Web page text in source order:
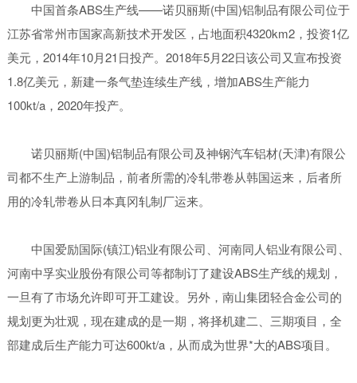
中国首条ABS生产线——诺贝丽斯(中国)铝制品有限公司位于
江苏省常州市国家高新技术开发区，占地面积4320km2，投资1亿
美元，2014年10月21日投产。2018年5月22日该公司又宣布投资
1.8亿美元，新建一条气垫连续生产线，增加ABS生产能力
100kt/a，2020年投产。
诺贝丽斯(中国)铝制品有限公司及神钢汽车铝材(天津)有限公
司都不生产上游制品，前者所需的冷轧带卷从韩国运来，后者所
用的冷轧带卷从日本真冈轧制厂运来。
中国爱励国际(镇江)铝业有限公司、河南同人铝业有限公司、
河南中孚实业股份有限公司等都制订了建设ABS生产线的规划，
一旦有了市场允许即可开工建设。另外，南山集团轻合金公司的
规划更为壮观，现在建成的是一期，将择机建二、三期项目，全
部建成后生产能力可达600kt/a，从而成为世界*大的ABS项目。